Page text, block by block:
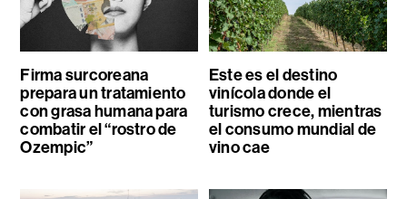
Firma surcoreana
prepara un tratamiento
con grasa humana para
combatir el “rostro de
Ozempic”
Este es el destino
vinícola donde el
turismo crece, mientras
el consumo mundial de
vino cae